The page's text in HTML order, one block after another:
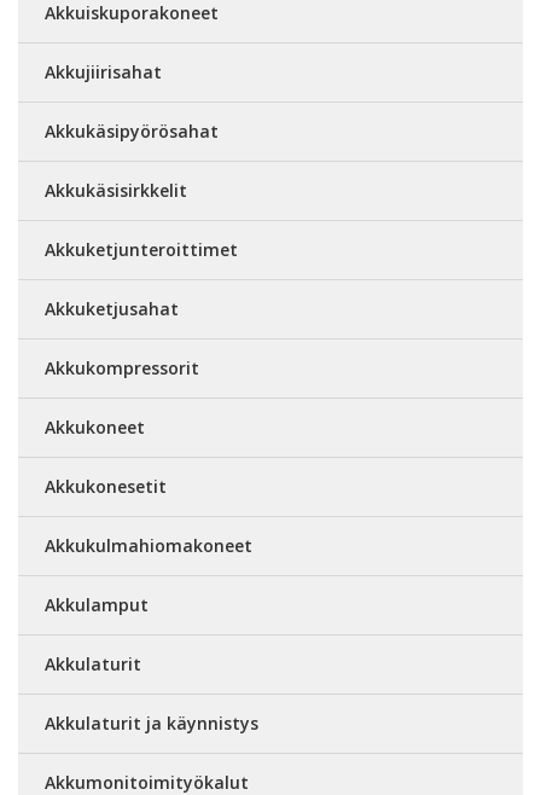
Akkuiskuporakoneet
Akkujiirisahat
Akkukäsipyörösahat
Akkukäsisirkkelit
Akkuketjunteroittimet
Akkuketjusahat
Akkukompressorit
Akkukoneet
Akkukonesetit
Akkukulmahiomakoneet
Akkulamput
Akkulaturit
Akkulaturit ja käynnistys
Akkumonitoimityökalut